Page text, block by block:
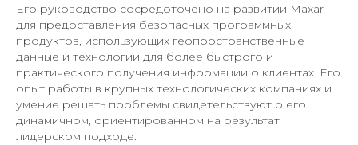
Его руководство сосредоточено на развитии Maxar
для предоставления безопасных программных
продуктов, использующих геопространственные
данные и технологии для более быстрого и
практического получения информации о клиентах. Его
опыт работы в крупных технологических компаниях и
умение решать проблемы свидетельствуют о его
динамичном, ориентированном на результат
лидерском подходе.